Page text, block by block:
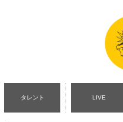
タレント LIVE